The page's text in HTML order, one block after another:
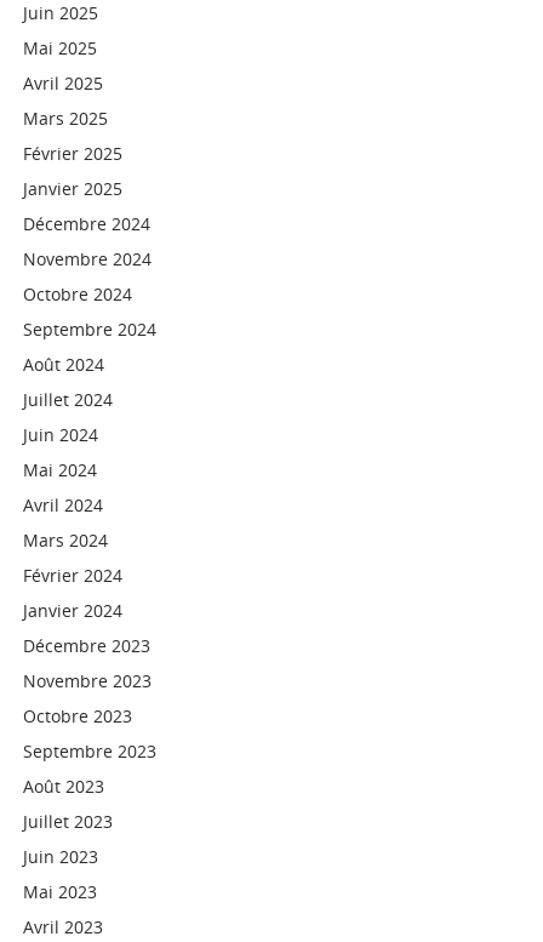
Juin 2025
Mai 2025
Avril 2025
Mars 2025
Février 2025
Janvier 2025
Décembre 2024
Novembre 2024
Octobre 2024
Septembre 2024
Août 2024
Juillet 2024
Juin 2024
Mai 2024
Avril 2024
Mars 2024
Février 2024
Janvier 2024
Décembre 2023
Novembre 2023
Octobre 2023
Septembre 2023
Août 2023
Juillet 2023
Juin 2023
Mai 2023
Avril 2023